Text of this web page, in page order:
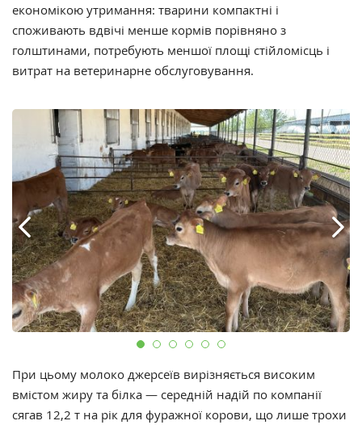
економікою утримання: тварини компактні і
споживають вдвічі менше кормів порівняно з
голштинами, потребують меншої площі стійломісць і
витрат на ветеринарне обслуговування.
При цьому молоко джерсеїв вирізняється високим
вмістом жиру та білка — середній надій по компанії
сягав 12,2 т на рік для фуражної корови, що лише трохи